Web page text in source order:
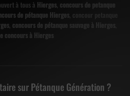
à tous à Hierges, concours de petanque
de pétanque Hierges, concour petanque
, concours de pétanque sauvage à Hierges
concours à Hierges
sur Pétanque Génération ?